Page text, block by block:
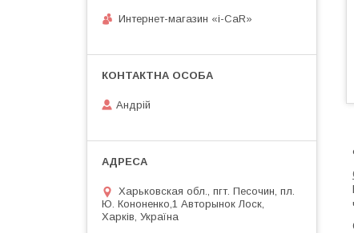
Интернет-магазин «i-CaR»
Андрiй
Харьковская обл., пгт. Песочин, пл.
Ю. Кононенко,1 Авторынок Лоск,
Харків, Україна